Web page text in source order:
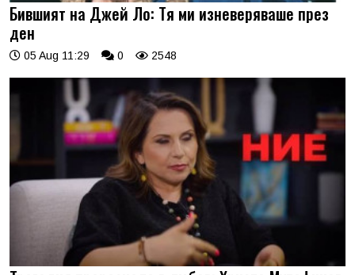
Бившият на Джей Ло: Тя ми изневеряваше през
ден
05 Aug 11:29 0 2548